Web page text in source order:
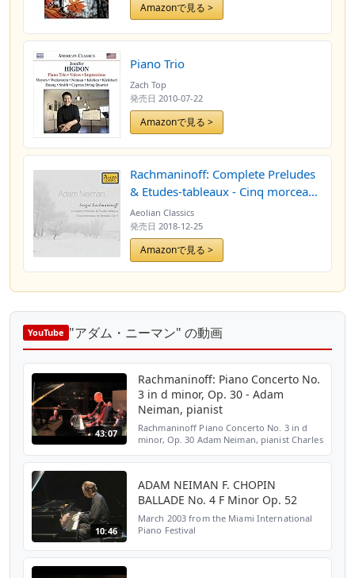
Amazonで見る >
Piano Trio
Zach Top
発売日 2010-07-22
Amazonで見る >
Rachmaninoff: Complete Preludes
& Etudes-tableaux - Cinq morceaux
de fantaisie, Op. 3
Aeolian Classics
発売日 2018-12-25
Amazonで見る >
YouTube "アダム・ニーマン" の動画
43:07
Rachmaninoff: Piano Concerto No.
3 in d minor, Op. 30 - Adam
Neiman, pianist
Rachmaninoff Piano Concerto No. 3 in d
minor, Op. 30 Adam Neiman, pianist Charles
10:46
ADAM NEIMAN F. CHOPIN
BALLADE No. 4 F Minor Op. 52
March 2003 from the Miami International
Piano Festival